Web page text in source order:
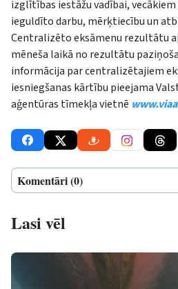
izglītības iestāžu vadībai,
ieguldīto darbu, mērķtiecību un
Centralizēto eksāmenu rezultātu
mēneša laikā no rezultātu
informācija par centralizētajiem
iesniegšanas kārtību pieejama
aģentūras tīmekļa vietnē
Komentāri (0)
Lasi vēl